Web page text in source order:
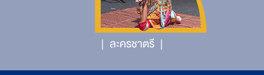
ละครชาตรี